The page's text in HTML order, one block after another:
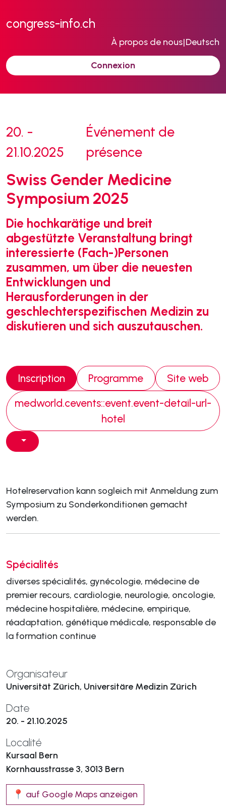
congress-info.ch
À propos de nous|Deutsch
Connexion
20. -
21.10.2025
Événement de
présence
Swiss Gender Medicine
Symposium 2025
Die hochkarätige und breit
abgestützte Veranstaltung bringt
interessierte (Fach-)Personen
zusammen, um über die neuesten
Entwicklungen und
Herausforderungen in der
geschlechterspezifischen Medizin zu
diskutieren und sich auszutauschen.
Inscription Programme
Site web
medworld.cevents::event.event-detail-url-
hotel
Hotelreservation kann sogleich mit Anmeldung zum
Symposium zu Sonderkonditionen gemacht
werden.
Spécialités
diverses spécialités, gynécologie, médecine de
premier recours, cardiologie, neurologie, oncologie,
médecine hospitalière, médecine, empirique,
réadaptation, génétique médicale, responsable de
la formation continue
Organisateur
Universität Zürich, Universitäre Medizin Zürich
Date
20. - 21.10.2025
Localité
Kursaal Bern
Kornhausstrasse 3, 3013 Bern
📍 auf Google Maps anzeigen